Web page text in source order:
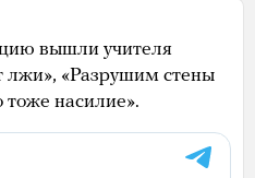
вышли учителя
лжи», «Разрушим стены
насилие».